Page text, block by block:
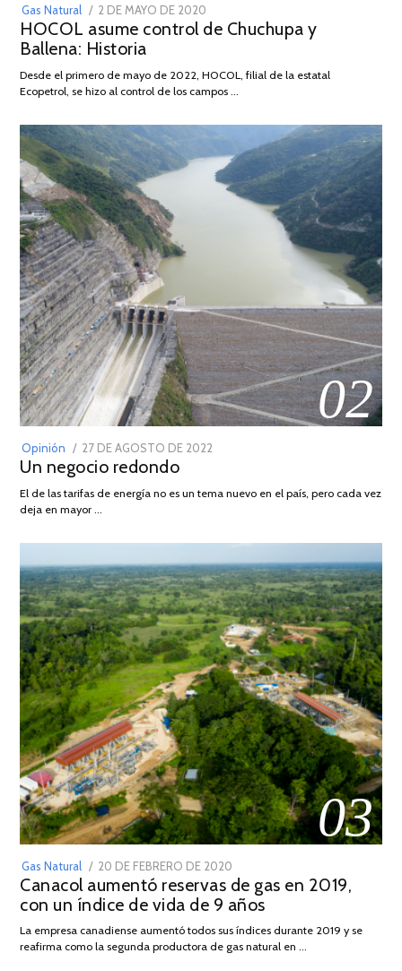
Gas Natural
POSTED
ON
2 DE MAYO DE 2020
DE
2026
HOCOL asume control de Chuchupa y
Ballena: Historia
Desde el primero de mayo de 2022, HOCOL, filial de la estatal
Ecopetrol, se hizo al control de los campos …
02
Opinión
POSTED
ON
27 DE AGOSTO DE 2022
DE
Un negocio redondo
El de las tarifas de energía no es un tema nuevo en el país, pero cada vez
deja en mayor …
03
Gas Natural
POSTED
ON
20 DE FEBRERO DE 2020
DE
JULIO
2025
Canacol aumentó reservas de gas en 2019,
con un índice de vida de 9 años
La empresa canadiense aumentó todos sus índices durante 2019 y se
reafirma como la segunda productora de gas natural en …